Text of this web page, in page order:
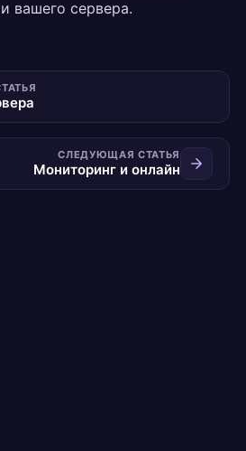
вашего сервера.
СЛЕДУЮЩАЯ СТАТЬЯ
Мониторинг и онлайн